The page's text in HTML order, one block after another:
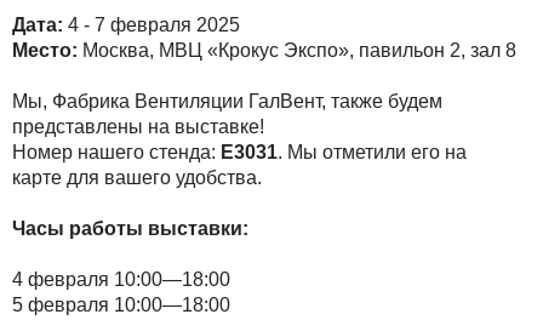
Дата: 4 - 7 февраля 2025
Место: Москва, МВЦ «Крокус Экспо», павильон 2, зал 8
Мы, Фабрика Вентиляции ГалВент, также будем
представлены на выставке!
Номер нашего стенда: Е3031. Мы отметили его на
карте для вашего удобства.
Часы работы выставки:
4 февраля 10:00—18:00
5 февраля 10:00—18:00